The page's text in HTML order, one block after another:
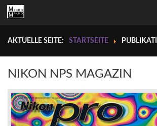
AKTUELLE SEITE: STARTSEITE
NIKON NPS MAGAZIN